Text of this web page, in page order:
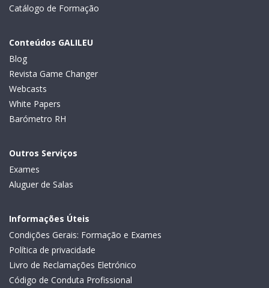
Catálogo de Formação
Conteúdos GALILEU
Blog
Revista Game Changer
Webcasts
White Papers
Barómetro RH
Outros Serviços
Exames
Aluguer de Salas
Informações Úteis
Condições Gerais: Formação e Exames
Política de privacidade
Livro de Reclamações Eletrónico
Código de Conduta Profissional